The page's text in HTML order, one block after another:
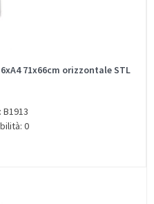
71x66cm orizzontale STL
0